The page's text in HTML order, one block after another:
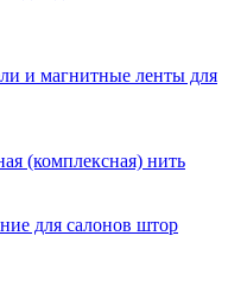
и магнитные ленты для
(комплексная) нить
для салонов штор